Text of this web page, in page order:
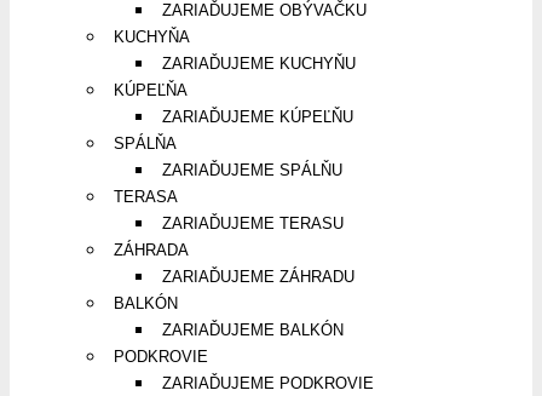
ZARIAĎUJEME OBÝVAČKU
KUCHYŇA
ZARIAĎUJEME KUCHYŇU
KÚPEĽŇA
ZARIAĎUJEME KÚPEĽŇU
SPÁLŇA
ZARIAĎUJEME SPÁLŇU
TERASA
ZARIAĎUJEME TERASU
ZÁHRADA
ZARIAĎUJEME ZÁHRADU
BALKÓN
ZARIAĎUJEME BALKÓN
PODKROVIE
ZARIAĎUJEME PODKROVIE